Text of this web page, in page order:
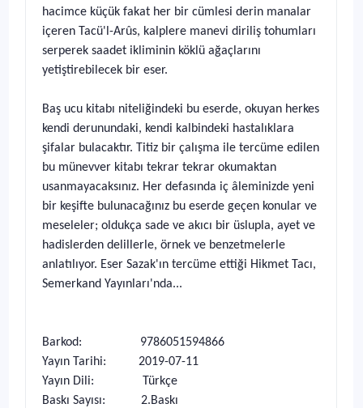
hacimce küçük fakat her bir cümlesi derin manalar
içeren Tacü'l-Arûs, kalplere manevi diriliş tohumları
serperek saadet ikliminin köklü ağaçlarını
yetiştirebilecek bir eser.
Baş ucu kitabı niteliğindeki bu eserde, okuyan herkes
kendi derunundaki, kendi kalbindeki hastalıklara
şifalar bulacaktır. Titiz bir çalışma ile tercüme edilen
bu münevver kitabı tekrar tekrar okumaktan
usanmayacaksınız. Her defasında iç âleminizde yeni
bir keşifte bulunacağınız bu eserde geçen konular ve
meseleler; oldukça sade ve akıcı bir üslupla, ayet ve
hadislerden delillerle, örnek ve benzetmelerle
anlatılıyor. Eser Sazak'ın tercüme ettiği Hikmet Tacı,
Semerkand Yayınları'nda...
Barkod: 9786051594866
Yayın Tarihi: 2019-07-11
Yayın Dili: Türkçe
Baskı Sayısı: 2.Baskı